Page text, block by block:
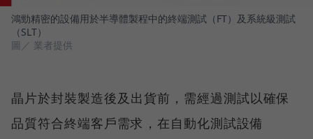
鴻勁精密的設備用於半導體製程中的終端測試（FT）及系統級測試
（SLT）
圖／ 業者提供
晶片於封裝製造後及出貨前，需經過測試以確保
品質符合終端客戶需求，在自動化測試設備